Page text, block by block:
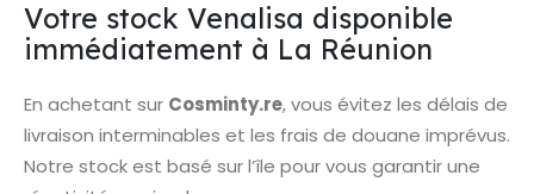
Votre stock Venalisa disponible
immédiatement à La Réunion
En achetant sur Cosminty.re, vous évitez les délais de
livraison interminables et les frais de douane imprévus.
Notre stock est basé sur l’île pour vous garantir une